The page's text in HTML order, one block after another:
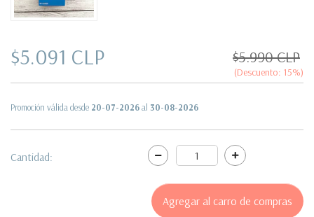
$5.091 CLP $5.990 CLP
(Descuento: 15%)
Promoción válida desde 20-07-2026al 30-08-2026
Cantidad: